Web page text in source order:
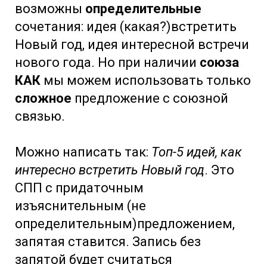
возможны определительные
сочетания: идея (какая?)встретить
Новый год, идея интересной встречи
нового года. Но при наличии союза
КАК мы можем использовать только
сложное предложение с союзной
связью.
Можно написать так: Топ-5 идей, как
интересно встретить Новый год. Это
СПП с придаточным
изъяснительным (не
определительным)предложением,
запятая ставится. Запись без
запятой будет считаться